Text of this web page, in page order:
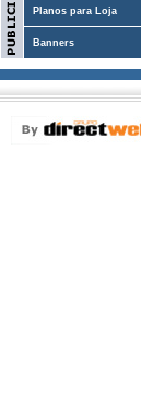
Planos para Loja
Banners